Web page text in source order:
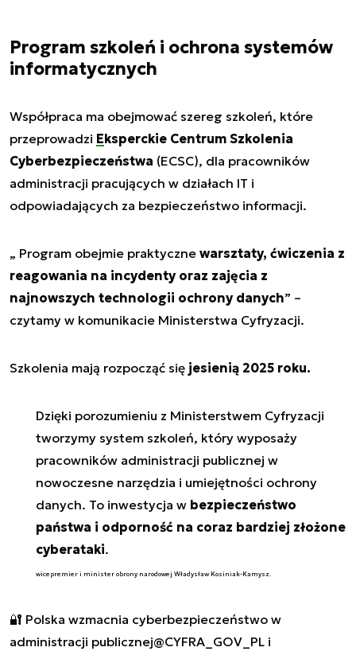
Program szkoleń i ochrona systemów
informatycznych
Współpraca ma obejmować szereg szkoleń, które
przeprowadzi Eksperckie Centrum Szkolenia
Cyberbezpieczeństwa (ECSC), dla pracowników
administracji pracujących w działach IT i
odpowiadających za bezpieczeństwo informacji.
„ Program obejmie praktyczne warsztaty, ćwiczenia z
reagowania na incydenty oraz zajęcia z
najnowszych technologii ochrony danych” –
czytamy w komunikacie Ministerstwa Cyfryzacji.
Szkolenia mają rozpocząć się jesienią 2025 roku.
Dzięki porozumieniu z Ministerstwem Cyfryzacji
tworzymy system szkoleń, który wyposaży
pracowników administracji publicznej w
nowoczesne narzędzia i umiejętności ochrony
danych. To inwestycja w bezpieczeństwo
państwa i odporność na coraz bardziej złożone
cyberataki.
wicepremier i minister obrony narodowej Władysław Kosiniak-Kamysz.
🔐 Polska wzmacnia cyberbezpieczeństwo w
administracji publicznej@CYFRA_GOV_PL i